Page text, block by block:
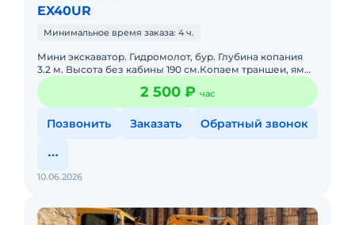
EX40UR
Минимальное время заказа: 4 ч.
Мини экскаватор. Гидромолот, бур. Глубина копания
3.2 м. Высота без кабины 190 см.Копаем траншеи, ямы,
бассейны. Можем копать можем и не копать. Доставка
оплачи
2 500 ₽ час
Позвонить Заказать Обратный звонок
10.06.2026